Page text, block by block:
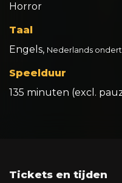
Horror
Taal
Engels, Nederlands
Speelduur
135 minuten (excl.
Tickets en tijden